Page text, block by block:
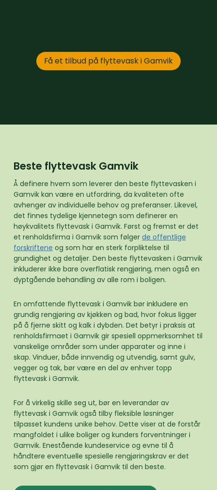
Få et tilbud på flyttevask i Gamvik
Beste flyttevask Gamvik
Å definere hvem som leverer den beste flyttevasken i
Gamvik kan være en utfordring, da kvaliteten ofte
avhenger av individuelle behov og preferanser. Likevel,
det finnes tydelige kjennetegn som definerer en
høykvalitets flyttevask i Gamvik. Først og fremst er det
et renholdsfirma i Gamvik som følger de offentlige
forskriftene og som har en sterk forpliktelse til
grundighet og detaljer. Den beste flyttevasken i Gamvik
inkluderer ikke bare overflatisk rengjøring, men også en
dyptgående behandling av alle rom i boligen.
En omfattende flyttevask i Gamvik bør inkludere en
grundig rengjøring av kjøkken og bad, hvor fokus ligger
på å fjerne skitt og kalk i dybden. Det betyr i praksis at
renholdsfirmaet i Gamvik gir spesiell oppmerksomhet til
vanskelige områder som under apparater og inne i
skap. Vinduer, både innvendig og utvendig, samt gulv,
vegger og tak, bør være en del av enhver topp
flyttevask i Gamvik.
For å virkelig skille seg ut, bør en leverandør av
flyttevask i Gamvik også tilby fleksible løsninger
tilpasset kundens unike behov. Dette viser at de forstår
mangfoldet i ulike boliger og kunders forventninger i
Gamvik. Enestående kundeservice og evne til å
håndtere eventuelle spesielle rengjøringskrav er det
som gjør en flyttevask i Gamvik til den beste.